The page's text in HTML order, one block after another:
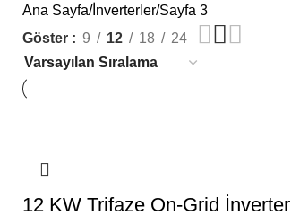
Ana Sayfa İnverterler Sayfa 3
Göster
9 12 18 24
12 KW Trifaze On-Grid İnverter